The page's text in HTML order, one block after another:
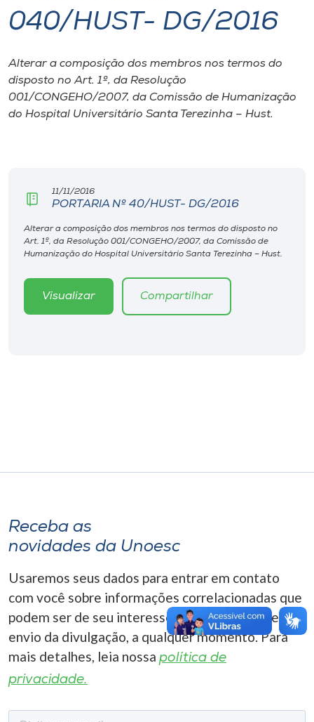
I.nova
Diplomados
Cultura
Biblioteca
Editora
Rádio
A+
040/HUST- DG/2016
Alterar a composição dos membros nos termos do
disposto no Art. 1º, da Resolução
001/CONGEHO/2007, da Comissão de Humanização
do Hospital Universitário Santa Terezinha – Hust.
11/11/2016
PORTARIA Nº 40/HUST- DG/2016
Alterar a composição dos membros nos termos do disposto no
Art. 1º, da Resolução 001/CONGEHO/2007, da Comissão de
Humanização do Hospital Universitário Santa Terezinha – Hust.
Visualizar Compartilhar
Receba as
novidades da Unoesc
Usaremos seus dados para entrar em contato
com você sobre informações correlacionadas que
podem ser de seu interesse. Você pode cancelar o
envio da divulgação, a qualquer momento. Para
mais detalhes, leia nossa política de
privacidade.